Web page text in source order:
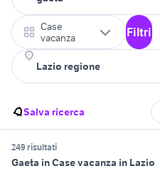
Case
vacanza
Filtri
Salva ricerca
249 risultati
Gaeta in Case vacanza in Lazio